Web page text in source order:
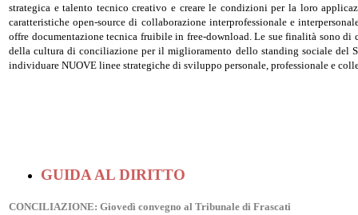
strategica e talento tecnico creativo e creare le condizioni per la loro
caratteristiche open-source di collaborazione interprofessionale e
offre documentazione tecnica fruibile in free-download. Le sue finalità sono
della cultura di conciliazione per il miglioramento dello standing sociale del
individuare NUOVE linee strategiche di sviluppo personale, professionale e
GUIDA AL DIRITTO
CONCILIAZIONE: Giovedì convegno al Tribunale di Frascati